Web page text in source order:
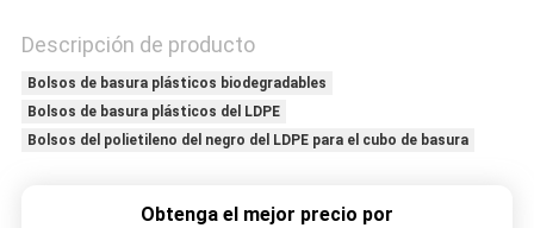
Descripción de producto
Bolsos de basura plásticos biodegradables
Bolsos de basura plásticos del LDPE
Bolsos del polietileno del negro del LDPE para el cubo de basura
Obtenga el mejor precio por